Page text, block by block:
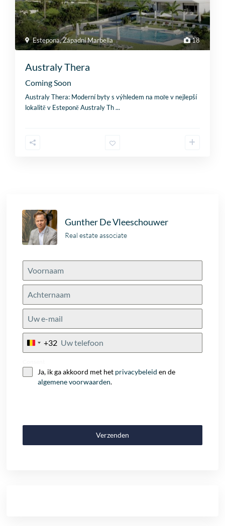
18
Estepona,Západní Marbella
Australy Thera
Coming Soon
Australy Thera: Moderní byty s výhledem na moře v nejlepší
lokalitě v Esteponě Australy Th...
Gunther De Vleeschouwer
Real estate associate
Belgium
+32
Ja, ik ga akkoord met het privacybeleid en de
algemene voorwaarden.
Verzenden